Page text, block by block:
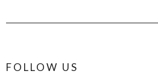
FOLLOW US